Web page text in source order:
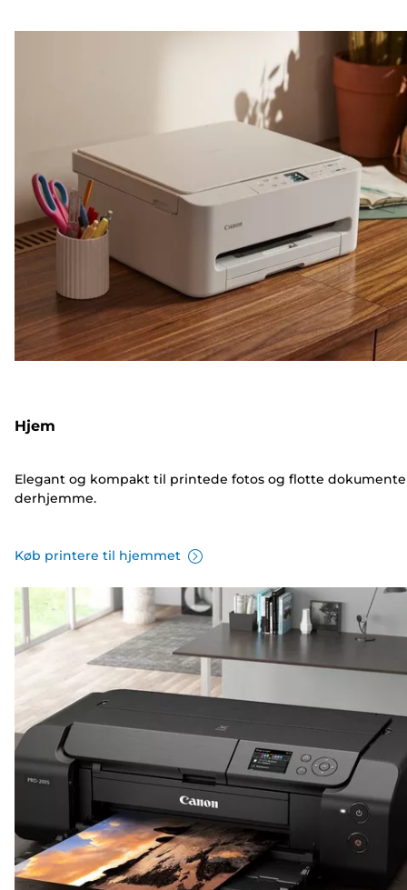
Hjem
Elegant og kompakt til printede fotos og flotte
derhjemme.
Køb printere til hjemmet